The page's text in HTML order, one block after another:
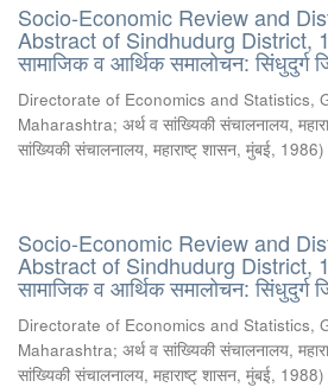
Socio-Economic Review and
Abstract of Sindhudurg District,
सामाजिक व आर्थिक समालोचन: सिंधुदुर्ग
Directorate of Economics and Statistics,
Maharashtra; अर्थ व सांख्यिकी संचालनालय,
सांख्यिकी संचालनालय, महाराष्ट् शासन, मुंबई, 1986)
Socio-Economic Review and
Abstract of Sindhudurg District,
सामाजिक व आर्थिक समालोचन: सिंधुदुर्ग
Directorate of Economics and Statistics,
Maharashtra; अर्थ व सांख्यिकी संचालनालय,
सांख्यिकी संचालनालय, महाराष्ट् शासन, मुंबई, 1988)